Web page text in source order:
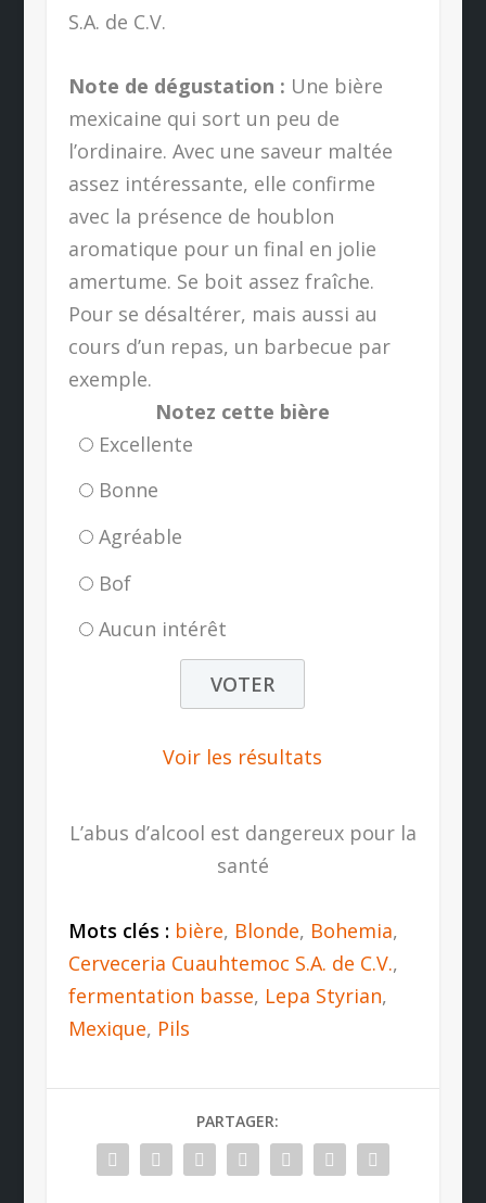
S.A. de C.V.
Note de dégustation : Une bière
mexicaine qui sort un peu de
l’ordinaire. Avec une saveur maltée
assez intéressante, elle confirme
avec la présence de houblon
aromatique pour un final en jolie
amertume. Se boit assez fraîche.
Pour se désaltérer, mais aussi au
cours d’un repas, un barbecue par
exemple.
Notez cette bière
Excellente
Bonne
Agréable
Bof
Aucun intérêt
Voir les résultats
L’abus d’alcool est dangereux pour la
santé
Mots clés : bière, Blonde, Bohemia,
Cerveceria Cuauhtemoc S.A. de C.V.,
fermentation basse, Lepa Styrian,
Mexique, Pils
PARTAGER: